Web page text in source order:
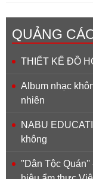
QUẢNG
THIẾT KẾ ĐỒ
Album nhạc
nhiên
NABU
không
''Dân Tộc